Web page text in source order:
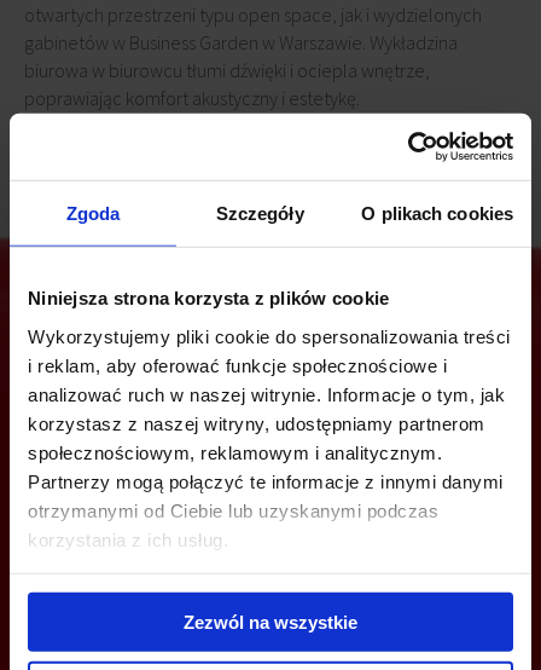
Zgoda Szczegóły O plikach cookies
Niniejsza strona korzysta z plików cookie
Wykorzystujemy pliki cookie do spersonalizowania treści
i reklam, aby oferować funkcje społecznościowe i
analizować ruch w naszej witrynie. Informacje o tym, jak
korzystasz z naszej witryny, udostępniamy partnerom
społecznościowym, reklamowym i analitycznym.
Partnerzy mogą połączyć te informacje z innymi danymi
otrzymanymi od Ciebie lub uzyskanymi podczas
korzystania z ich usług.
Zezwól na wszystkie
otwartych przestrzeni typu open space, jak i wydzielonych
gabinetów w Business Garden w Warszawie. Wykładzina
biurowa w biurowcu tłumi dźwięki i ociepla wnętrze,
poprawiając komfort akustyczny i estetykę.
Jesteś zainteresowany tą ofertą?
ZADZWOŃ I DOWIEDZ SIĘ WIĘCEJ
+48 22 167 04 00